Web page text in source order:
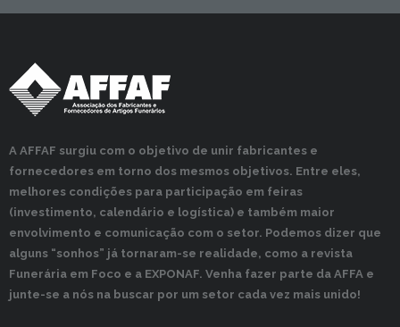
A AFFAF surgiu com o objetivo de unir fabricantes e
fornecedores em torno dos mesmos objetivos. Entre eles,
melhores condições para participação em feiras
(investimento, calendário e logística) e também maior
envolvimento e comunicação com o setor. Podemos dizer que
alguns “sonhos” já tornaram-se realidade, como a revista
Funerária em Foco e a EXPONAF. Venha fazer parte da AFFA e
junte-se a nós na buscar por um setor cada vez mais unido!